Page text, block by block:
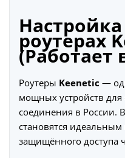
Настройка
роутерах
(Работает
Роутеры Keenetic —
мощных устройств для
соединения в России. В
становятся
защищённого доступа